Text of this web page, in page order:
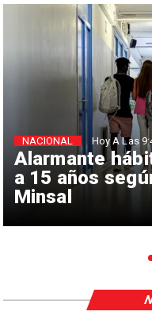
Alarmante
a 15 años
Minsal
NACIONAL Hoy A Las